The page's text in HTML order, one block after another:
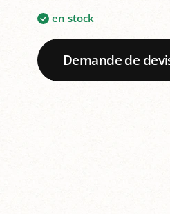
en stock
Demande de